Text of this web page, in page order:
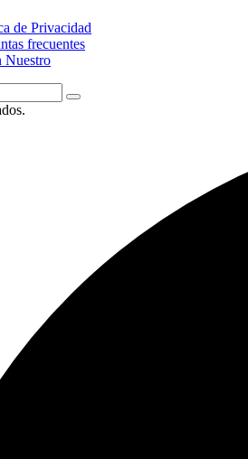
de Privacidad
frecuentes
Nuestro